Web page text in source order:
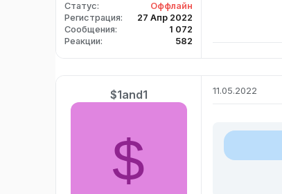
Статус
Оффлайн
Регистрация
27 Апр 2022
Сообщения
1 072
Реакции
582
$1and1
$
11.05.2022